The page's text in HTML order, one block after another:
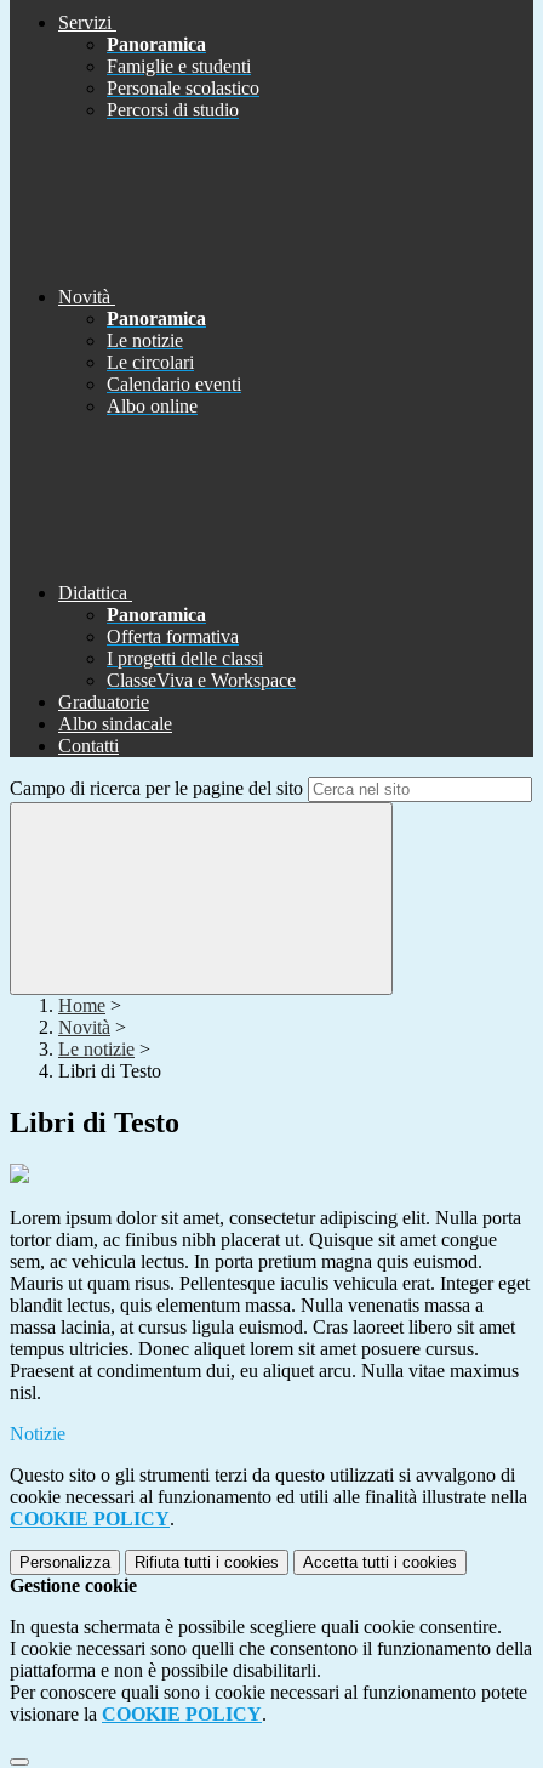
Servizi
Panoramica
Famiglie e studenti
Personale scolastico
Percorsi di studio
Novità
Panoramica
Le notizie
Le circolari
Calendario eventi
Albo online
Didattica
Panoramica
Offerta formativa
I progetti delle classi
ClasseViva e Workspace
Graduatorie
Albo sindacale
Contatti
Campo di ricerca per le pagine del sito
Home >
Novità >
Le notizie >
Libri di Testo
Libri di Testo
Lorem ipsum dolor sit amet, consectetur adipiscing elit. Nulla porta
tortor diam, ac finibus nibh placerat ut. Quisque sit amet congue
sem, ac vehicula lectus. In porta pretium magna quis euismod.
Mauris ut quam risus. Pellentesque iaculis vehicula erat. Integer eget
blandit lectus, quis elementum massa. Nulla venenatis massa a
massa lacinia, at cursus ligula euismod. Cras laoreet libero sit amet
tempus ultricies. Donec aliquet lorem sit amet posuere cursus.
Praesent at condimentum dui, eu aliquet arcu. Nulla vitae maximus
nisl.
Notizie
Questo sito o gli strumenti terzi da questo utilizzati si avvalgono di
cookie necessari al funzionamento ed utili alle finalità illustrate nella
COOKIE POLICY.
Personalizza Rifiuta tutti i cookies Accetta tutti i cookies
Gestione cookie
In questa schermata è possibile scegliere quali cookie consentire.
I cookie necessari sono quelli che consentono il funzionamento della
piattaforma e non è possibile disabilitarli.
Per conoscere quali sono i cookie necessari al funzionamento potete
visionare la COOKIE POLICY.